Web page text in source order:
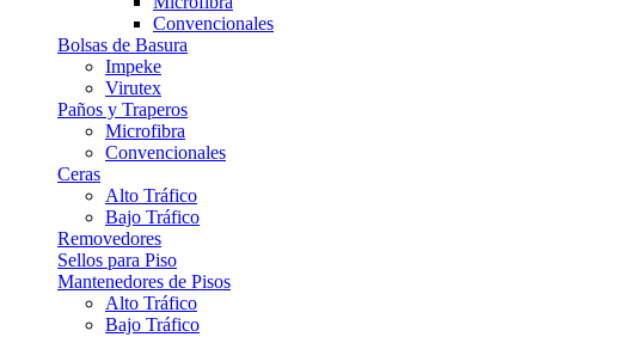
Convencionales
Bolsas de Basura
Impeke
Virutex
Paños y Traperos
Microfibra
Convencionales
Ceras
Alto Tráfico
Bajo Tráfico
Removedores
Sellos para Piso
Mantenedores de Pisos
Alto Tráfico
Bajo Tráfico